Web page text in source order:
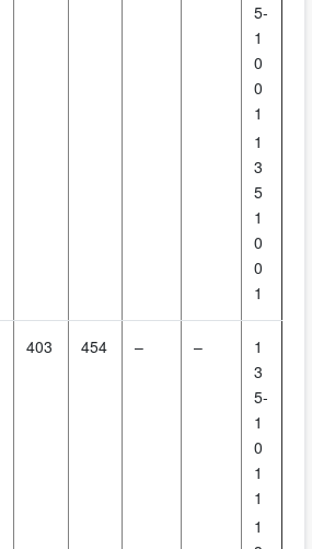
5-
1
0
0
1
1
3
5
1
0
0
1
403 454 – –
1
3
5-
1
0
1
1
1